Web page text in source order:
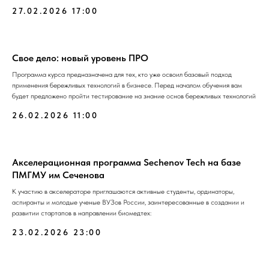
27.02.2026 17:00
Свое дело: новый уровень ПРО
Программа курса предназначена для тех, кто уже освоил базовый подход
применения бережливых технологий в бизнесе. Перед началом обучения вам
будет предложено пройти тестирование на знание основ бережливых технологий
26.02.2026 11:00
Акселерационная программа Sechenov Tech на базе
ПМГМУ им Сеченова
К участию в акселераторе приглашаются активные студенты, ординаторы,
аспиранты и молодые ученые ВУЗов России, заинтересованные в создании и
развитии стартапов в направлении биомедтех:
23.02.2026 23:00